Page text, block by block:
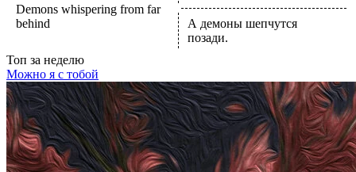
Demons whispering from far
behind
А демоны шепчутся
позади.
Топ за неделю
Можно я с тобой